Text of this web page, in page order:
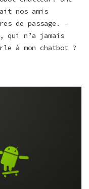
nos amis
de passage. –
qui n’a jamais
à mon chatbot ?